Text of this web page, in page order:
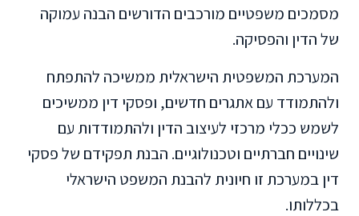
מסמכים משפטיים מורכבים הדורשים הבנה עמוקה
של הדין והפסיקה.
המערכת המשפטית הישראלית ממשיכה להתפתח
ולהתמודד עם אתגרים חדשים, ופסקי דין ממשיכים
לשמש ככלי מרכזי לעיצוב הדין ולהתמודדות עם
שינויים חברתיים וטכנולוגיים. הבנת תפקידם של פסקי
דין במערכת זו חיונית להבנת המשפט הישראלי
בכללותו.